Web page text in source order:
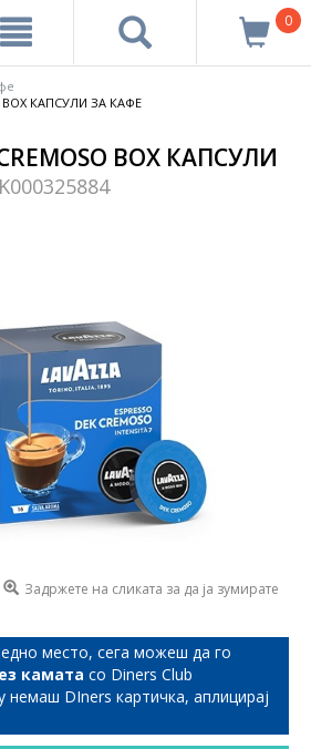
0
BOX КАПСУЛИ ЗА КАФЕ
BOX КАПСУЛИ
Задржете на сликата за да ја зумирате
место, сега можеш да го
камата со Diners Club
немаш DIners картичка, аплицирај